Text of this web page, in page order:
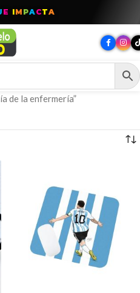
E IM PACTA
de la enfermería”